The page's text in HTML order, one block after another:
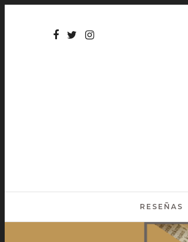
RESEÑAS